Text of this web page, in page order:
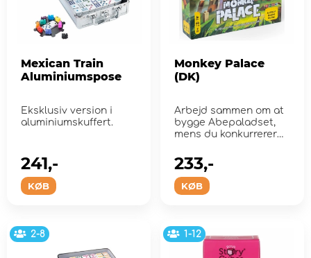
Mexican Train
Aluminiumspose
Eksklusiv version i
aluminiumskuffert.
KØB
241,-
Monkey Palace
(DK)
Arbejd sammen om at
bygge Abepaladset,
mens du konkurrerer
murstensi...
KØB
233,-
2-8 1-12